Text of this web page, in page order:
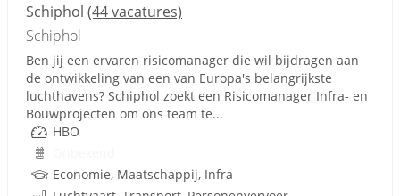
Schiphol (44 vacatures)
Schiphol
Ben jij een ervaren risicomanager die wil bijdragen aan
de ontwikkeling van een van Europa's belangrijkste
luchthavens? Schiphol zoekt een Risicomanager Infra- en
Bouwprojecten om ons team te...
HBO
Economie, Maatschappij, Infra